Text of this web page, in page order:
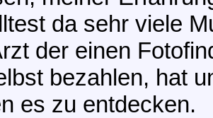
da sehr viele
der einen
bezahlen, hat
es zu entdecken.